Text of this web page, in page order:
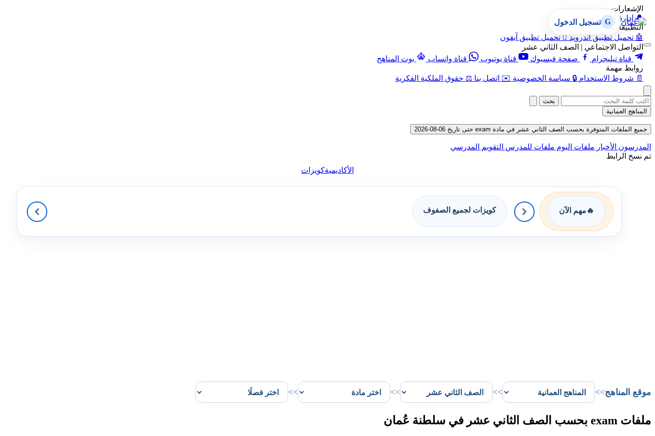
الإشعارات
🔔 إدارة الإشعارات
التطبيقات
🤖 تحميل تطبيق أندرويد  تحميل تطبيق آيفون
التواصل الاجتماعي | الصف الثاني عشر
قناة تيليجرام
صفحة فيسبوك قناة يوتيوب قناة واتساب
بوت المناهج
روابط مهمة
📄 شروط الاستخدام 🔒 سياسة الخصوصية ✉️ اتصل بنا ⚖️ حقوق الملكية الفكرية
G تسجيل الدخول
بحث
المناهج العمانية
جميع الملفات المتوفرة بحسب الصف الثاني عشر في مادة exam حتى تاريخ 06-08-2026
المدرسون الأخبار ملفات اليوم ملفات للمدرس التقويم المدرسي
تم نسخ الرابط
الأكاديميةكويزات
🔥 مهم الآن كويزات لجميع الصفوف
موقع المناهج>>
>>
>>
>>
ملفات exam بحسب الصف الثاني عشر في سلطنة عُمان